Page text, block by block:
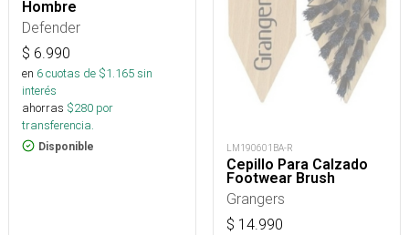
Hombre
Defender
$ 6.990
en 6cuotas de $1.165sin
interés
ahorras $280 por
transferencia.
Disponible LM190601BA-R
Cepillo Para Calzado
Footwear Brush
Grangers
$ 14.990